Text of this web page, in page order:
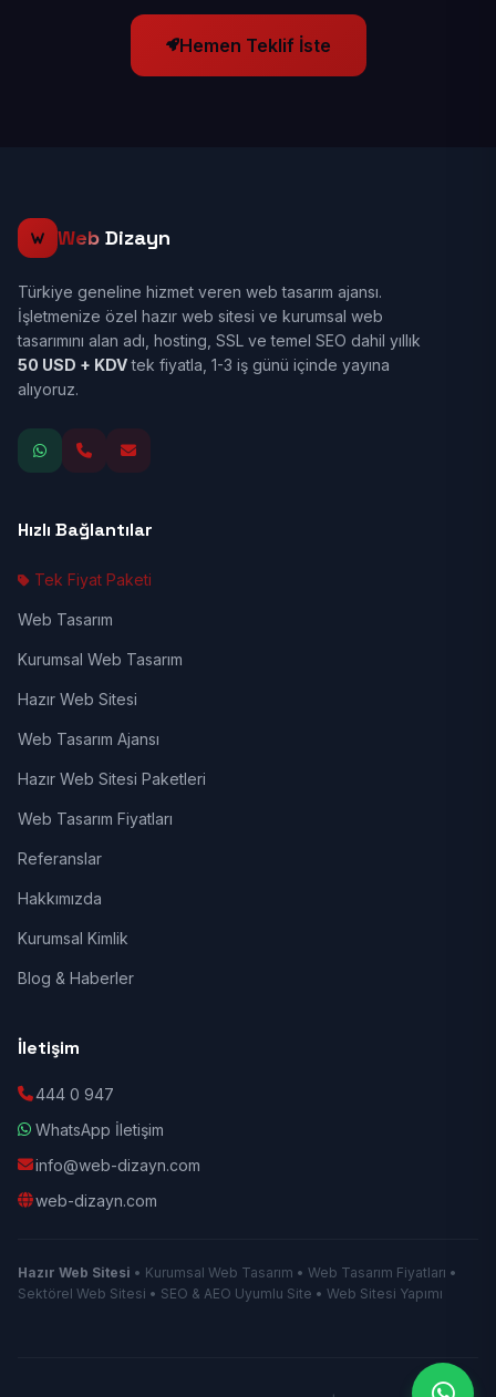
Hemen Teklif İste
Web Dizayn
Türkiye geneline hizmet veren web tasarım ajansı.
İşletmenize özel hazır web sitesi ve kurumsal web
tasarımını alan adı, hosting, SSL ve temel SEO dahil yıllık
50 USD + KDVtek fiyatla, 1-3 iş günü içinde yayına
alıyoruz.
Hızlı Bağlantılar
Tek Fiyat Paketi
Web Tasarım
Kurumsal Web Tasarım
Hazır Web Sitesi
Web Tasarım Ajansı
Hazır Web Sitesi Paketleri
Web Tasarım Fiyatları
Referanslar
Hakkımızda
Kurumsal Kimlik
Blog & Haberler
İletişim
444 0 947
WhatsApp İletişim
info@web-dizayn.com
web-dizayn.com
Hazır Web Sitesi • Kurumsal Web Tasarım • Web Tasarım Fiyatları •
Sektörel Web Sitesi • SEO & AEO Uyumlu Site • Web Sitesi Yapımı